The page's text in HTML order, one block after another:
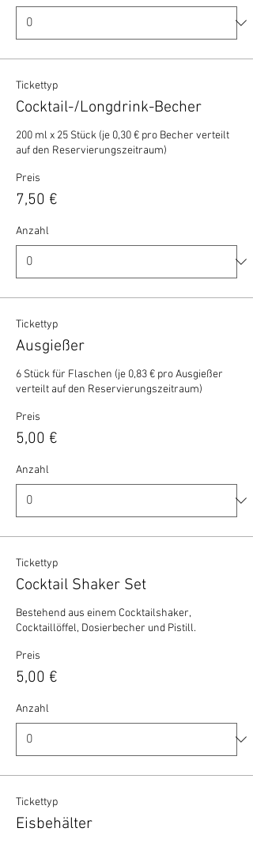
Tickettyp
Cocktail-/Longdrink-Becher
200 ml x 25 Stück (je 0,30 € pro Becher verteilt
auf den Reservierungszeitraum)
Preis
7,50 €
Anzahl
Tickettyp
Ausgießer
6 Stück für Flaschen (je 0,83 € pro Ausgießer
verteilt auf den Reservierungszeitraum)
Preis
5,00 €
Anzahl
Tickettyp
Cocktail Shaker Set
Bestehend aus einem Cocktailshaker,
Cocktaillöffel, Dosierbecher und Pistill.
Preis
5,00 €
Anzahl
Tickettyp
Eisbehälter